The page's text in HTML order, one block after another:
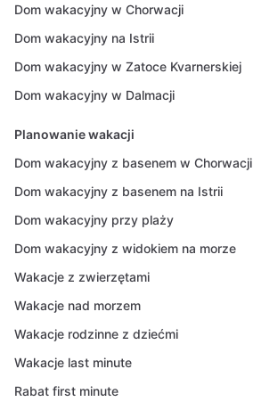
Dom wakacyjny w Chorwacji
Dom wakacyjny na Istrii
Dom wakacyjny w Zatoce Kvarnerskiej
Dom wakacyjny w Dalmacji
Planowanie wakacji
Dom wakacyjny z basenem w Chorwacji
Dom wakacyjny z basenem na Istrii
Dom wakacyjny przy plaży
Dom wakacyjny z widokiem na morze
Wakacje z zwierzętami
Wakacje nad morzem
Wakacje rodzinne z dziećmi
Wakacje last minute
Rabat first minute